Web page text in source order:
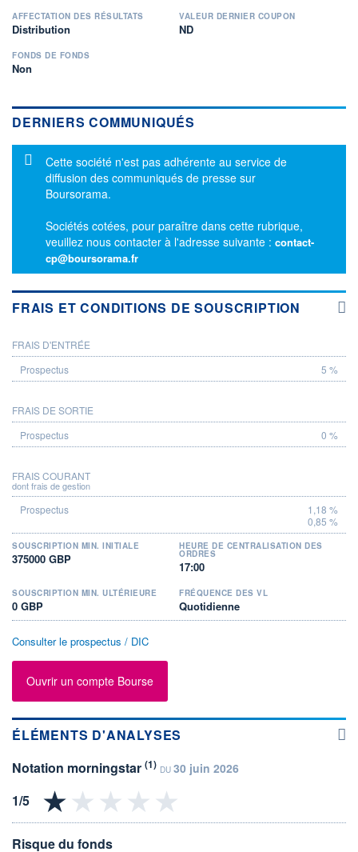
AFFECTATION DES RÉSULTATS
Distribution
VALEUR DERNIER COUPON
ND
FONDS DE FONDS
Non
DERNIERS COMMUNIQUÉS
Message d'information
Cette société n'est pas adhérente au service de
diffusion des communiqués de presse sur
Boursorama.
Sociétés cotées, pour paraître dans cette rubrique,
veuillez nous contacter à l'adresse suivante : contact-
cp@boursorama.fr
FRAIS ET CONDITIONS DE SOUSCRIPTION
PROSPECTUS
FRAIS D'ENTRÉE
5 %
FRAIS DE SORTIE
0 %
FRAIS COURANT
dont frais de gestion
1,18 %
0,85 %
SOUSCRIPTION MIN. INITIALE
375000 GBP
HEURE DE CENTRALISATION DES
ORDRES
17:00
SOUSCRIPTION MIN. ULTÉRIEURE
0 GBP
FRÉQUENCE DES VL
Quotidienne
Consulter le prospectus / DIC
Ouvrir un compte Bourse
ÉLÉMENTS D'ANALYSES
Notation morningstar (1) DU 30 juin 2026
Risque du fonds